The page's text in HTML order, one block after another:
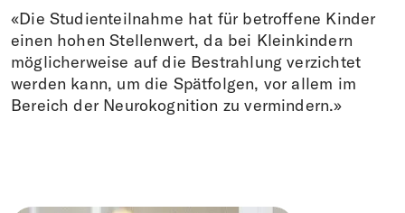
«Die Studienteilnahme hat für betroffene Kinder
einen hohen Stellenwert, da bei Kleinkindern
möglicherweise auf die Bestrahlung verzichtet
werden kann, um die Spätfolgen, vor allem im
Bereich der Neurokognition zu vermindern.»